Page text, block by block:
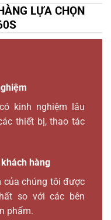
LỰA CHỌN
kinh nghiệm lâu
thiết bị, thao tác
hàng
của chúng tôi được
so với các bên
phẩm.